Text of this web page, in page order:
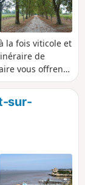
la fois viticole et
de
vous offrent
En particulier
Tour de By
cas de
au plus près
sur-